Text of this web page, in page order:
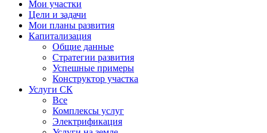
Мои участки
Цели и задачи
Мои планы развития
Капитализация
Общие данные
Стратегии развития
Успешные примеры
Конструктор участка
Услуги СК
Все
Комплексы услуг
Электрификация